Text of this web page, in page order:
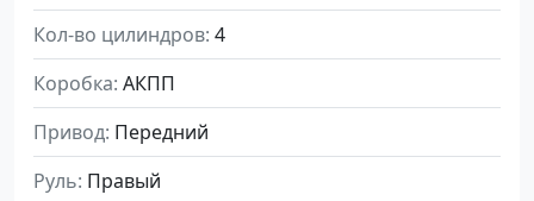
Кол-во цилиндров 4
Коробка АКПП
Привод Передний
Руль Правый